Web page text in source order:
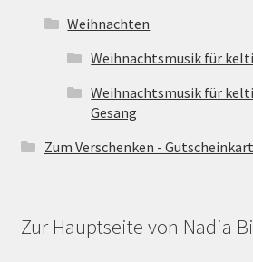
Weihnachten
Weihnachtsmusik für
Weihnachtsmusik für
Gesang
Zum Verschenken -
Zur Hauptseite von Nadia